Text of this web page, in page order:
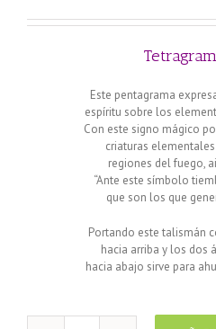
Este pentagrama
espíritu sobre los
Con este signo mágico
criaturas
regiones del fuego,
“Ante este símbolo
que son los que
Portando este talismán
hacia arriba y los dos
hacia abajo sirve para